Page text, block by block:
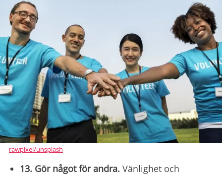
rawpixel/unsplash
13. Gör något för andra. Vänlighet och